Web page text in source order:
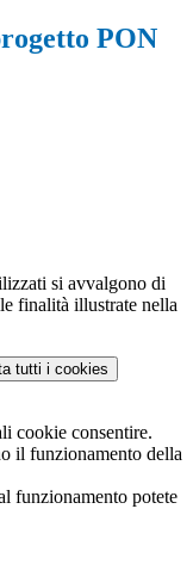
PON
si avvalgono di
finalità illustrate nella
tutti i cookies
cookie consentire.
il funzionamento della
funzionamento potete